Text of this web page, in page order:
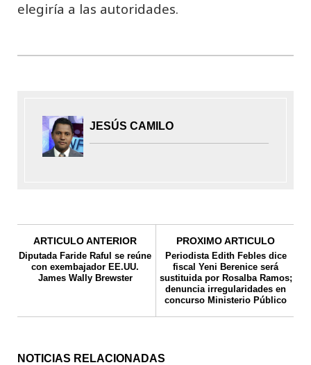
elegiría a las autoridades.
JESÚS CAMILO
ARTICULO ANTERIOR
Diputada Faride Raful se reúne
con exembajador EE.UU.
James Wally Brewster
PROXIMO ARTICULO
Periodista Edith Febles dice
fiscal Yeni Berenice será
sustituida por Rosalba Ramos;
denuncia irregularidades en
concurso Ministerio Público
NOTICIAS RELACIONADAS